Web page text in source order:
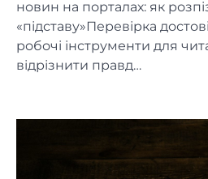
новин на порталах: як
«підставу»Перевірка
робочі інструменти для
відрізнити правд…